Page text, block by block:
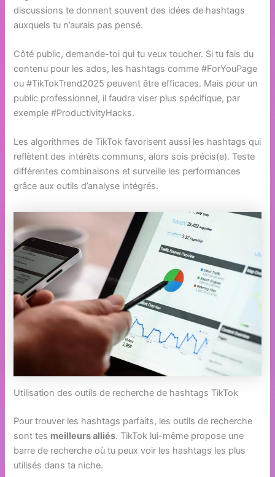
discussions te donnent souvent des idées de hashtags
auxquels tu n’aurais pas pensé.
Côté public, demande-toi qui tu veux toucher. Si tu fais du
contenu pour les ados, les hashtags comme #ForYouPage
ou #TikTokTrend2025 peuvent être efficaces. Mais pour un
public professionnel, il faudra viser plus spécifique, par
exemple #ProductivityHacks.
Les algorithmes de TikTok favorisent aussi les hashtags qui
reflètent des intérêts communs, alors sois précis(e). Teste
différentes combinaisons et surveille les performances
grâce aux outils d’analyse intégrés.
Utilisation des outils de recherche de hashtags TikTok
Pour trouver les hashtags parfaits, les outils de recherche
sont tes meilleurs alliés. TikTok lui-même propose une
barre de recherche où tu peux voir les hashtags les plus
utilisés dans ta niche.